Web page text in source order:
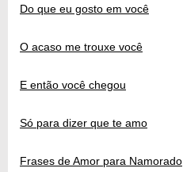
Do que eu gosto em você
O acaso me trouxe você
E então você chegou
Só para dizer que te amo
Frases de Amor para Namorado